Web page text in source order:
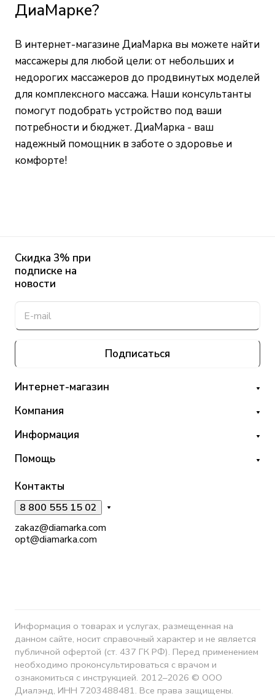
ДиаМарке?
В интернет-магазине ДиаМарка вы можете найти
массажеры для любой цели: от небольших и
недорогих массажеров до продвинутых моделей
для комплексного массажа. Наши консультанты
помогут подобрать устройство под ваши
потребности и бюджет. ДиаМарка - ваш
надежный помощник в заботе о здоровье и
комфорте!
Скидка 3% при
подписке на
новости
Подписаться
Интернет-магазин
Компания
Информация
Помощь
Контакты
8 800 555 15 02
zakaz@diamarka.com
opt@diamarka.com
Информация о товарах и услугах, размещенная на
данном сайте, носит справочный характер и не является
публичной офертой (ст. 437 ГК РФ). Перед применением
необходимо проконсультироваться с врачом и
ознакомиться с инструкцией. 2012–2026 © ООО
Диалэнд, ИНН 7203488481. Все права защищены.